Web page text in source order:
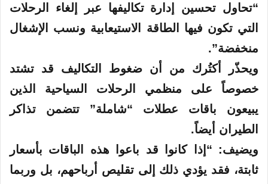
“تحاول تحسين إدارة تكاليفها عبر إلغاء الرحلات
التي تكون فيها الطاقة الاستيعابية ونسب الإشغال
منخفضة”.
ويحذّر أكتُرك من أن ضغوط التكاليف قد تشتد
خصوصاً على منظمي الرحلات السياحية الذين
يبيعون باقات عطلات “شاملة” تتضمن تذاكر
الطيران أيضاً.
ويضيف: “إذا كانوا قد باعوا هذه الباقات بأسعار
ثابتة، فقد يؤدي ذلك إلى تقليص أرباحهم، بل وربما